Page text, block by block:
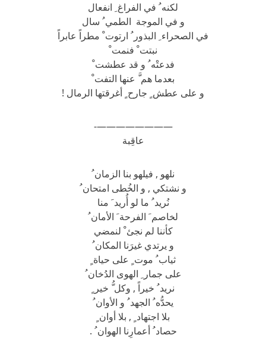
لكنه ُ في الفراغ ِ انفعال
و في الموجة الطمي ُ سال
في الصحراء ِ البذور ُ ارتوت ْ مطراً عابراً
نبتت ْ فنمت ْ
فدعتْه ُ و قد عطشت ْ
بعدما هم َّ عنها التفت ْ
و على عطش ٍ جارح ٍ أغرقتها الرمال !
————————-
عاقِبة
نلهو , فيلهو بنا الزمان ُ
و نشتكي , و الخُطى امتحان ُ
نُريد ُ ما لو أُريد َ منا
لخاصم َ الفرحة َ الأمان ُ
كأننا لم نجئ ْ لنمضي
و يرتدي غيرَنا المكان ُ
ثياب ُ موت ٍ على حياة ٍ
على جمار ِ الهوى الدُخان ُ
نريد ُ خيراً , وكل ُّ خير ٍ
يحدُّه ُ الجهد ُ و الأوان ُ
بلا اجتهاد ٍ , بلا أوان ٍ
حصاد ُ أعمارِنا الهوان ُ .